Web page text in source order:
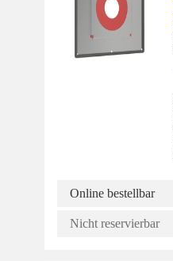
Online bestellbar
Nicht reservierbar